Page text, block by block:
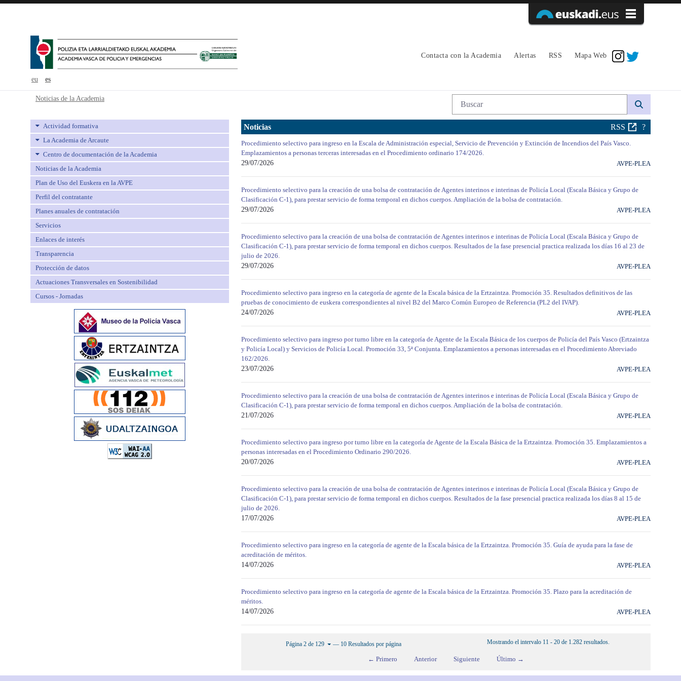
eu es
Contacta con la Academia Alertas RSS Mapa Web
Noticias de la Academia - avpe
Noticias de la Academia Búsqueda web
Actividad formativa
La Academia de Arcaute
Centro de documentación de la Academia
Noticias de la Academia
Plan de Uso del Euskera en la AVPE
Perfil del contratante
Planes anuales de contratación
Servicios
Enlaces de interés
Transparencia
Protección de datos
Actuaciones Transversales en Sostenibilidad
Cursos - Jornadas
Noticias RSS ?
Procedimiento selectivo para ingreso en la Escala de Administración especial, Servicio de Prevención y Extinción de Incendios del País Vasco.
Emplazamientos a personas terceras interesadas en el Procedimiento ordinario 174/2026.
29/07/2026
AVPE-PLEA
Procedimiento selectivo para la creación de una bolsa de contratación de Agentes interinos e interinas de Policía Local (Escala Básica y Grupo de
Clasificación C-1), para prestar servicio de forma temporal en dichos cuerpos. Ampliación de la bolsa de contratación.
29/07/2026
AVPE-PLEA
Procedimiento selectivo para la creación de una bolsa de contratación de Agentes interinos e interinas de Policía Local (Escala Básica y Grupo de
Clasificación C-1), para prestar servicio de forma temporal en dichos cuerpos. Resultados de la fase presencial practica realizada los días 16 al 23 de
julio de 2026.
29/07/2026
AVPE-PLEA
Procedimiento selectivo para ingreso en la categoría de agente de la Escala básica de la Ertzaintza. Promoción 35. Resultados definitivos de las
pruebas de conocimiento de euskera correspondientes al nivel B2 del Marco Común Europeo de Referencia (PL2 del IVAP).
24/07/2026
AVPE-PLEA
Procedimiento selectivo para ingreso por turno libre en la categoría de Agente de la Escala Básica de los cuerpos de Policía del País Vasco (Ertzaintza
y Policía Local) y Servicios de Policía Local. Promoción 33, 5ª Conjunta. Emplazamientos a personas interesadas en el Procedimiento Abreviado
162/2026.
23/07/2026
AVPE-PLEA
Procedimiento selectivo para la creación de una bolsa de contratación de Agentes interinos e interinas de Policía Local (Escala Básica y Grupo de
Clasificación C-1), para prestar servicio de forma temporal en dichos cuerpos. Ampliación de la bolsa de contratación.
21/07/2026
AVPE-PLEA
Procedimiento selectivo para ingreso por turno libre en la categoría de Agente de la Escala Básica de la Ertzaintza. Promoción 35. Emplazamientos a
personas interesadas en el Procedimiento Ordinario 290/2026.
20/07/2026
AVPE-PLEA
Procedimiento selectivo para la creación de una bolsa de contratación de Agentes interinos e interinas de Policía Local (Escala Básica y Grupo de
Clasificación C-1), para prestar servicio de forma temporal en dichos cuerpos. Resultados de la fase presencial practica realizada los días 8 al 15 de
julio de 2026.
17/07/2026
AVPE-PLEA
Procedimiento selectivo para ingreso en la categoría de agente de la Escala básica de la Ertzaintza. Promoción 35. Guía de ayuda para la fase de
acreditación de méritos.
14/07/2026
AVPE-PLEA
Procedimiento selectivo para ingreso en la categoría de agente de la Escala básica de la Ertzaintza. Promoción 35. Plazo para la acreditación de
méritos.
14/07/2026
AVPE-PLEA
Página 2 de 129 — 10 Resultados por página Mostrando el intervalo 11 - 20 de 1.282 resultados.
← Primero Anterior Siguiente Último →